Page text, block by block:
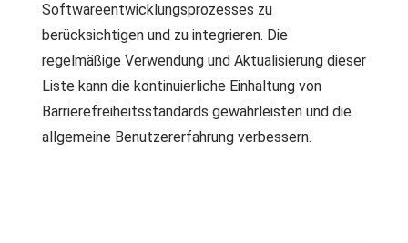
Softwareentwicklungsprozesses zu
berücksichtigen und zu integrieren. Die
regelmäßige Verwendung und Aktualisierung dieser
Liste kann die kontinuierliche Einhaltung von
Barrierefreiheitsstandards gewährleisten und die
allgemeine Benutzererfahrung verbessern.